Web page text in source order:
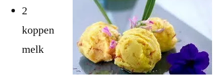
2
koppen
melk